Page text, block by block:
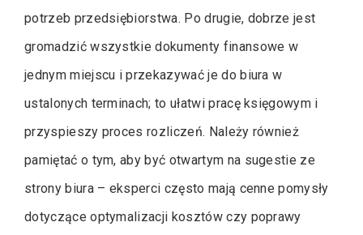
potrzeb przedsiębiorstwa. Po drugie, dobrze jest
gromadzić wszystkie dokumenty finansowe w
jednym miejscu i przekazywać je do biura w
ustalonych terminach; to ułatwi pracę księgowym i
przyspieszy proces rozliczeń. Należy również
pamiętać o tym, aby być otwartym na sugestie ze
strony biura – eksperci często mają cenne pomysły
dotyczące optymalizacji kosztów czy poprawy